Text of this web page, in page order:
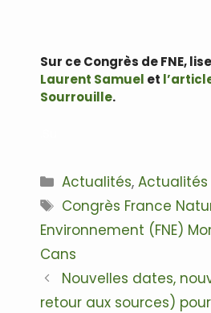
Sur ce Congrès de FNE,
Laurent Samuel et
Sourrouille.
Catégories
Actualités,Actualités
Étiquettes
Congrès France
Environnement (FNE)
Cans
Navigation
des
Nouvelles dates,
retour aux sources) pour